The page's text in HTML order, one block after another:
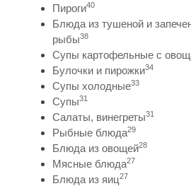
Пироги40
Блюда из тушеной и
рыбы38
Супы картофельные с
Булочки и пирожки34
Супы холодные33
Супы31
Салаты, винегреты31
Рыбные блюда29
Блюда из овощей28
Мясные блюда27
Блюда из яиц27